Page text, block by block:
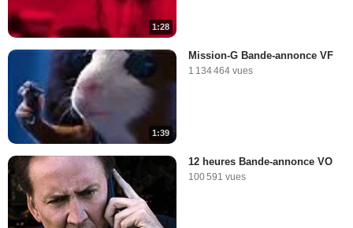
1:28
1:39
Mission-G Bande-annonce VF
1 134 464 vues
12 heures Bande-annonce VO
100 591 vues